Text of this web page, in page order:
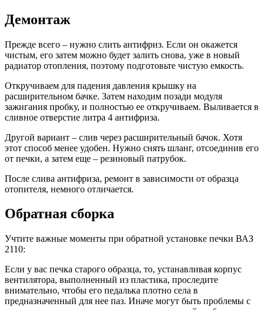
Демонтаж
Прежде всего – нужно слить антифриз. Если он окажется
чистым, его затем можно будет залить снова, уже в новый
радиатор отопления, поэтому подготовьте чистую емкость.
Откручиваем для падения давления крышку на
расширительном бачке. Затем находим позади модуля
зажигания пробку, и полностью ее откручиваем. Выливается в
сливное отверстие литра 4 антифриза.
Другой вариант – слив через расширительный бачок. Хотя
этот способ менее удобен. Нужно снять шланг, отсоединив его
от печки, а затем еще – резиновый патрубок.
После слива антифриза, ремонт в зависимости от образца
отопителя, немного отличается.
Обратная сборка
Учтите важные моменты при обратной установке печки ВАЗ
2110:
Если у вас печка старого образца, то, устанавливая корпус
вентилятора, выполненный из пластика, проследите
внимательно, чтобы его педалька плотно села в
предназначенный для нее паз. Иначе могут быть проблемы с